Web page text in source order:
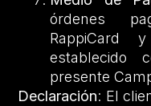
órdenes
establecido
presente
Declaración: El